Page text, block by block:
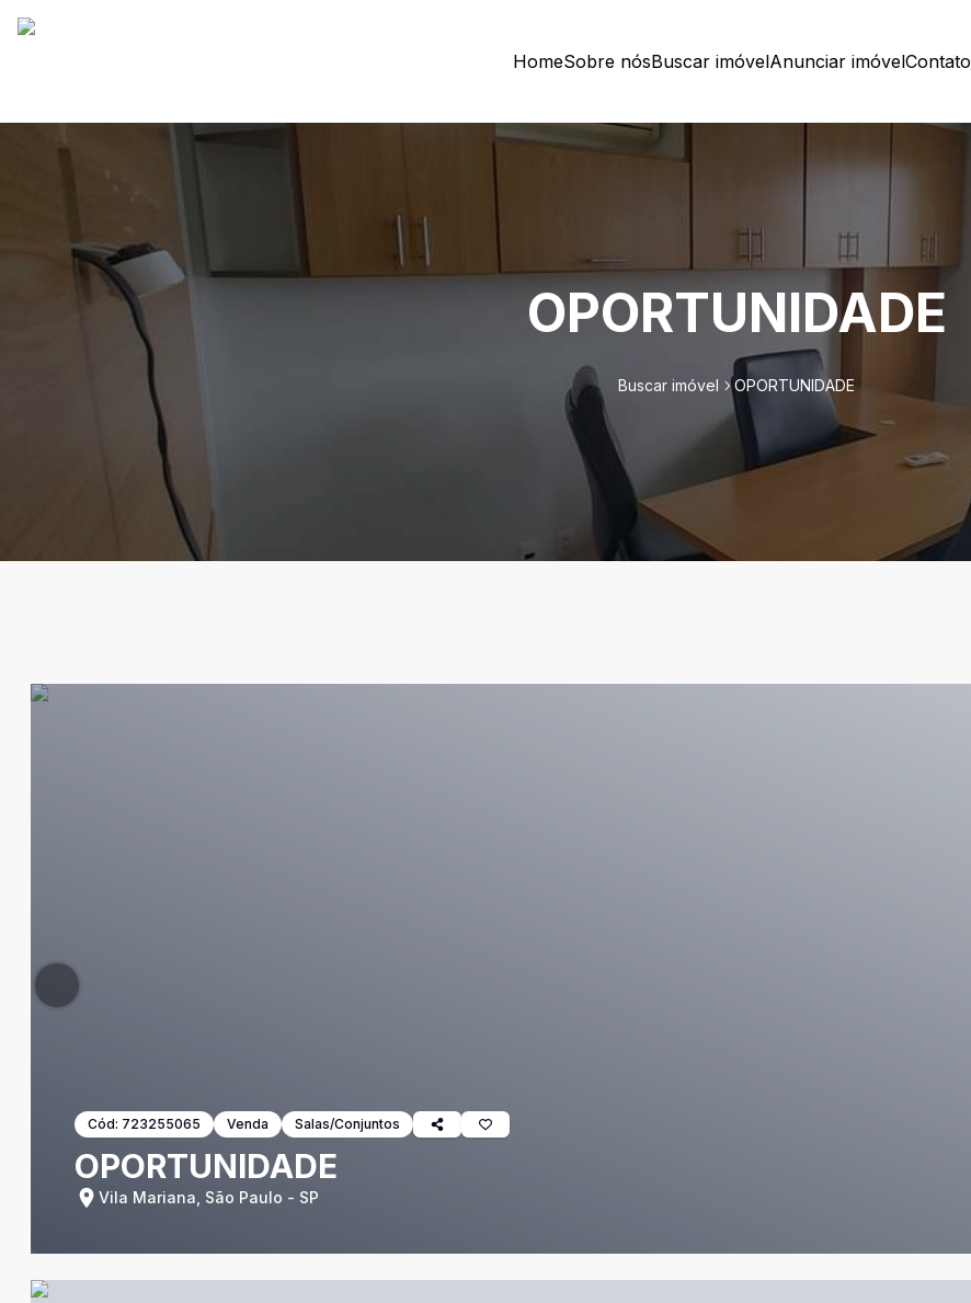
HomeSobre nósBuscar imóvelAnunciar imóvelContato
OPORTUNIDADE
Buscar imóvel OPORTUNIDADE
Cód: 723255065 Venda Salas/Conjuntos
OPORTUNIDADE
Vila Mariana, São Paulo - SP